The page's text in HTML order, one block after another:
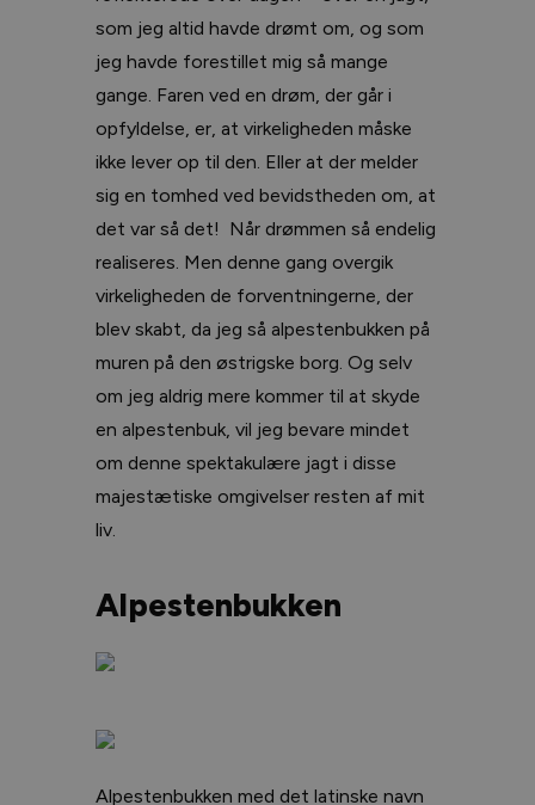
som jeg altid havde drømt om, og som
jeg havde forestillet mig så mange
gange. Faren ved en drøm, der går i
opfyldelse, er, at virkeligheden måske
ikke lever op til den. Eller at der melder
sig en tomhed ved bevidstheden om, at
det var så det! Når drømmen så endelig
realiseres. Men denne gang overgik
virkeligheden de forventningerne, der
blev skabt, da jeg så alpestenbukken på
muren på den østrigske borg. Og selv
om jeg aldrig mere kommer til at skyde
en alpestenbuk, vil jeg bevare mindet
om denne spektakulære jagt i disse
majestætiske omgivelser resten af mit
liv.
Alpestenbukken
Alpestenbukken med det latinske navn